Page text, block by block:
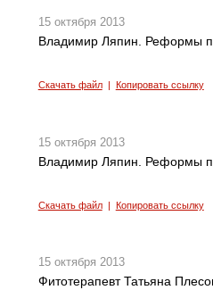
15 октября 2013
Владимир Ляпин. Реформы
Скачать файл| Копировать ссылку
15 октября 2013
Владимир Ляпин. Реформы
Скачать файл| Копировать ссылку
15 октября 2013
Фитотерапевт Татьяна